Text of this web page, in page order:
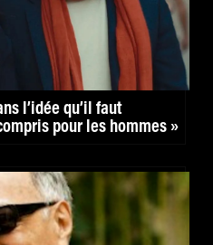
l’idée qu’il faut
pour les hommes »